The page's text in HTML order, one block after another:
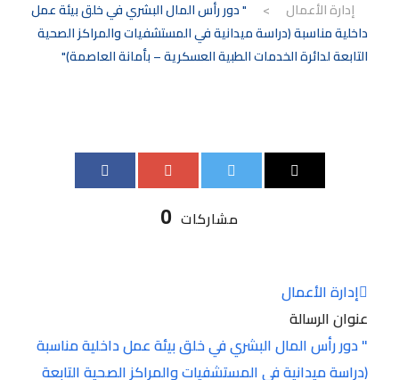
إدارة الأعمال
>
" دور رأس المال البشري في خلق بيئة عمل
داخلية مناسبة (دراسة ميدانية في المستشفيات والمراكز الصحية
التابعة لدائرة الخدمات الطبية العسكرية – بأمانة العاصمة)"
0 مشاركات
إدارة الأعمال
عنوان الرسالة
" دور رأس المال البشري في خلق بيئة عمل داخلية مناسبة
(دراسة ميدانية في المستشفيات والمراكز الصحية التابعة